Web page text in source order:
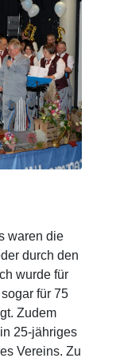
waren die
durch den
wurde für
für 75
Zudem
25-jähriges
Vereins. Zu